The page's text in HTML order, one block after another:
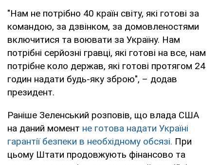
"Нам не потрібно 40 країн світу, які готові за
командою, за дзвінком, за домовленостями
включитися та воювати за Україну. Нам
потрібні серйозні гравці, які готові на все, нам
потрібне коло держав, які готові протягом 24
годин надати будь-яку зброю", – додав
президент.
Раніше Зеленський розповів, що влада США
на даний момент не готова надати Україні
гарантії безпеки в необхідному обсязі. При
цьому Штати продовжують фінансово та